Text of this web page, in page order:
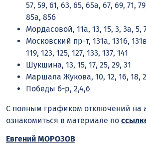
57, 59, 61, 63, 65, 65а, 67, 69, 71,
85а, 85б
Мордасовой, 11а, 13, 15, 3, 3а, 5,
Московский пр-т, 131а, 131б,
119, 123, 125, 127, 133, 137, 141
Шукшина, 13, 15, 17, 25, 29, 31
Маршала Жукова, 10, 12, 16, 18,
Победы б-р, 2,4,6
С полным графиком отключений на
ознакомиться в материале по
Евгений МОРОЗОВ